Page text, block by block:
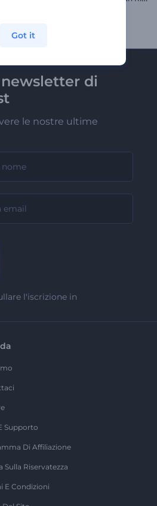
di
le nostre ultime
l'iscrizione in
Supporto
Di Affiliazione
Sulla Riservatezza
E Condizioni
Got it